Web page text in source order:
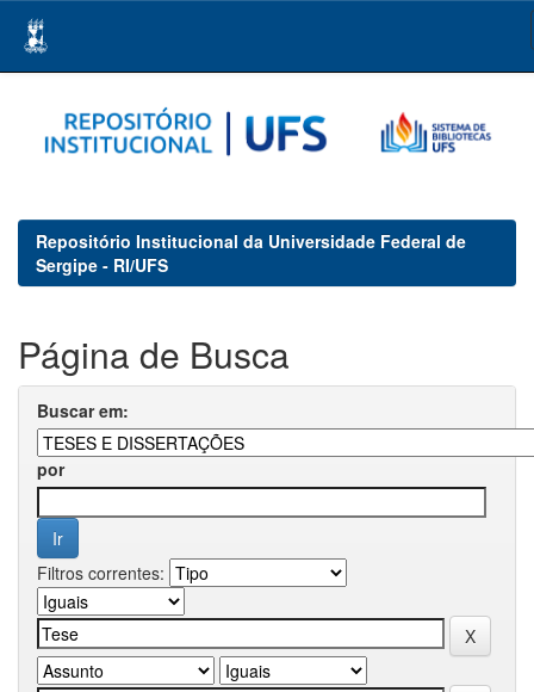
navigation
Repositório Institucional da Universidade Federal de
Sergipe - RI/UFS
Página de Busca
Buscar em:
por
Filtros correntes: